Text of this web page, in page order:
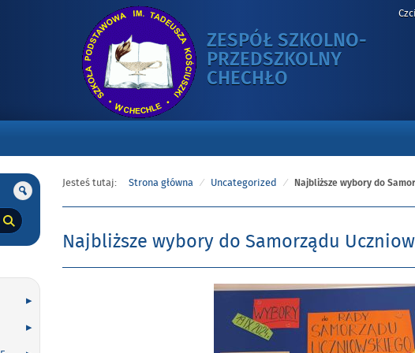
ZESPÓŁ SZKOLNO-
PRZEDSZKOLNY
CHECHŁO
WYBORY
SAMORZĄDU
Jesteś tutaj: Strona główna Uncategorized Najbliższe wybory do
Najbliższe wybory do Samorządu